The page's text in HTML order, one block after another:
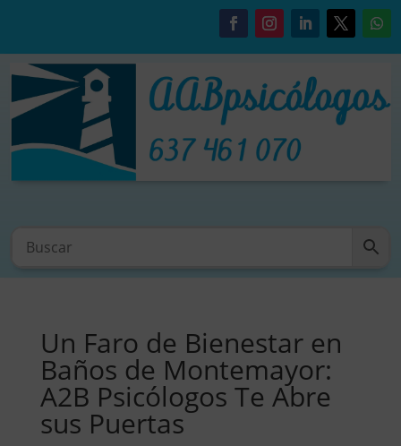
Un Faro de Bienestar en
Baños de Montemayor:
A2B Psicólogos Te Abre
sus Puertas